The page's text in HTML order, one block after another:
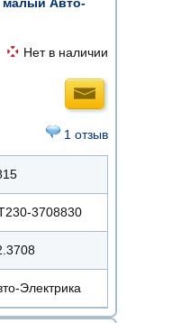
малый Авто-
Нет в наличии
1 отзыв
3708830
Электрика